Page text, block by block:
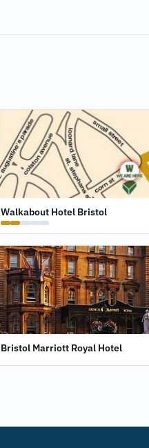
Walkabout Hotel Bristol
Bristol Marriott Royal Hotel